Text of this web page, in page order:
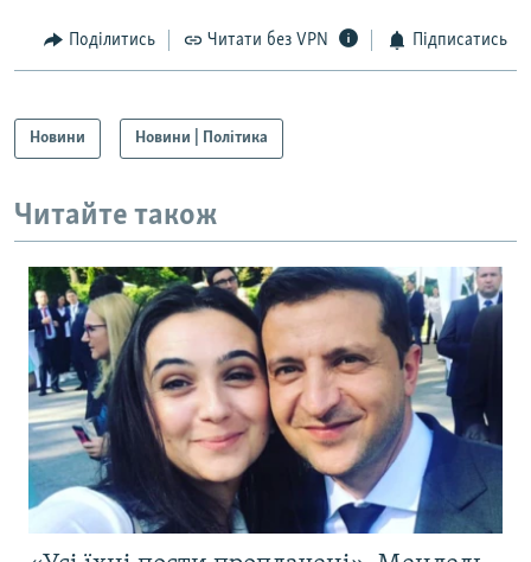
Поділитись Читати без VPN Підписатись
Новини Новини | Політика
Читайте також